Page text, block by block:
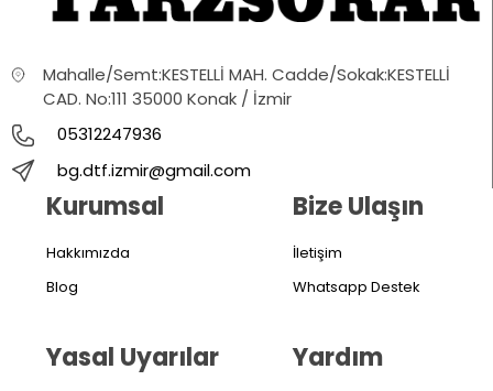
Mahalle/Semt:KESTELLİ MAH. Cadde/Sokak:KESTELLİ
CAD. No:111 35000 Konak / İzmir
05312247936
bg.dtf.izmir@gmail.com
Kurumsal
Hakkımızda
Blog
Yasal Uyarılar
Bize Ulaşın
İletişim
Whatsapp Destek
Yardım